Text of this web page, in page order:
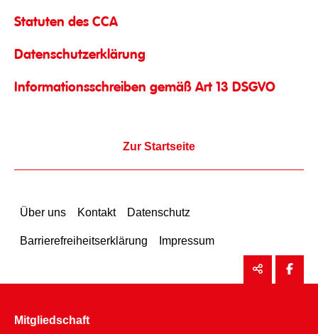
Statuten des CCA
Datenschutzerklärung
Informationsschreiben gemäß Art 13 DSGVO
Zur Startseite
Über uns Kontakt Datenschutz
Barrierefreiheitserklärung Impressum
Mitgliedschaft